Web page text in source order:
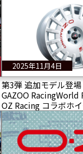
2025年11月4日
第3弾 追加モデル登
GAZOO RacingWorld
OZ Racing コラボホ
Racing TGR-WRT」